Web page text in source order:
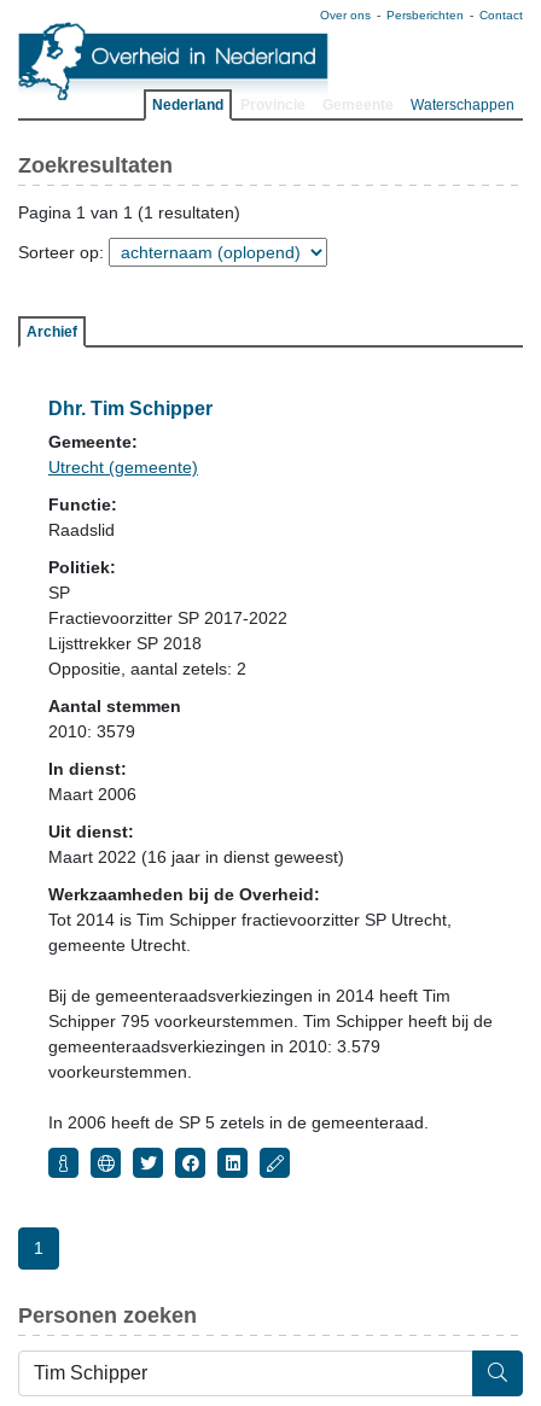
Over ons Persberichten Contact
Nederland Waterschappen
Zoekresultaten
Pagina 1 van 1 (1 resultaten)
Sorteer op:
Archief
Dhr. Tim Schipper
Gemeente:
Utrecht (gemeente)
Functie:
Raadslid
Politiek:
SP
Fractievoorzitter SP 2017-2022
Lijsttrekker SP 2018
Oppositie , aantal zetels: 2
Aantal stemmen
2010: 3579
In dienst:
Maart 2006
Uit dienst:
Maart 2022 (16 jaar in dienst geweest)
Werkzaamheden bij de Overheid:
Tot 2014 is Tim Schipper fractievoorzitter SP Utrecht,
gemeente Utrecht.
Bij de gemeenteraadsverkiezingen in 2014 heeft Tim
Schipper 795 voorkeurstemmen. Tim Schipper heeft bij de
gemeenteraadsverkiezingen in 2010: 3.579
voorkeurstemmen.
In 2006 heeft de SP 5 zetels in de gemeenteraad.
1
Personen zoeken